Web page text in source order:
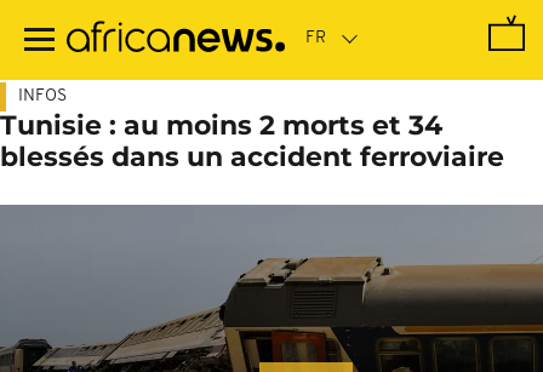
contenu
INFOS
Tunisie : au moins 2 morts et 34
blessés dans un accident ferroviaire